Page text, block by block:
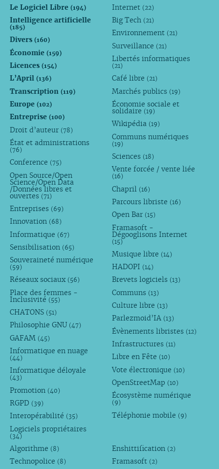
Le Logiciel Libre (194)
Intelligence artificielle
(185)
Divers (160)
Économie (159)
Licences (154)
L’April (136)
Transcription (119)
Europe (102)
Entreprise (100)
Droit d’auteur (78)
État et administrations
(76)
Conference (75)
Open Source/Open
Science/Open Data
/Données libres et
ouvertes (71)
Entreprises (69)
Innovation (68)
Informatique (67)
Sensibilisation (65)
Souveraineté numérique
(59)
Réseaux sociaux (56)
Place des femmes -
Inclusivité (55)
CHATONS (51)
Philosophie GNU (47)
GAFAM (45)
Informatique en nuage
(44)
Informatique déloyale
(43)
Promotion (40)
RGPD (39)
Interopérabilité (35)
Logiciels propriétaires
(34)
Internet (22)
Big Tech (21)
Environnement (21)
Surveillance (21)
Libertés informatiques
(21)
Café libre (21)
Marchés publics (19)
Économie sociale et
solidaire (19)
Wikipédia (19)
Communs numériques
(19)
Sciences (18)
Vente forcée / vente liée
(16)
Chapril (16)
Parcours libriste (16)
Open Bar (15)
Framasoft -
Dégooglisons Internet
(15)
Musique libre (14)
HADOPI (14)
Brevets logiciels (13)
Communs (13)
Culture libre (13)
Parlezmoid’IA (13)
Évènements libristes (12)
Infrastructures (11)
Libre en Fête (10)
Vote électronique (10)
OpenStreetMap (10)
Écosystème numérique
(9)
Téléphonie mobile (9)
Algorithme (8)
Technopolice (8)
Enshittification (2)
Framasoft (2)